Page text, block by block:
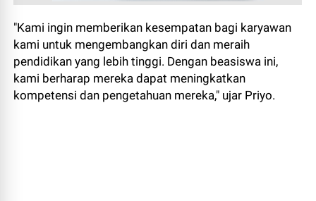
"Kami ingin memberikan kesempatan bagi karyawan
kami untuk mengembangkan diri dan meraih
pendidikan yang lebih tinggi. Dengan beasiswa ini,
kami berharap mereka dapat meningkatkan
kompetensi dan pengetahuan mereka," ujar Priyo.